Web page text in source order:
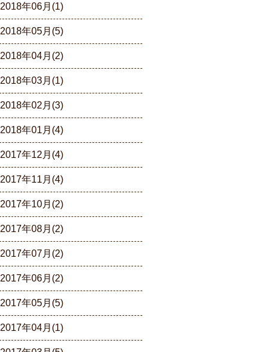
2018年06月(1)
2018年05月(5)
2018年04月(2)
2018年03月(1)
2018年02月(3)
2018年01月(4)
2017年12月(4)
2017年11月(4)
2017年10月(2)
2017年08月(2)
2017年07月(2)
2017年06月(2)
2017年05月(5)
2017年04月(1)